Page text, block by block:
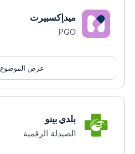
ميدإكسبيرت
PGO
عرض الموضوع
بلدي بينو
الصيدلة الرقمية